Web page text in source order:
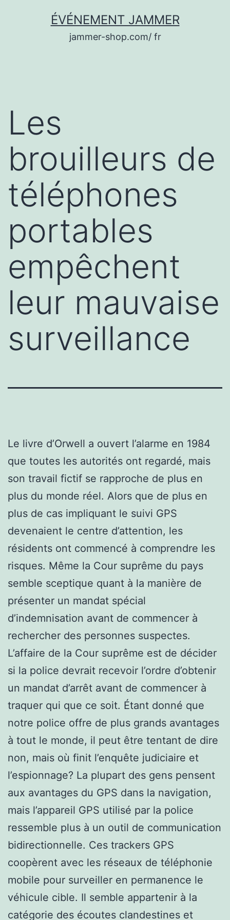
ÉVÉNEMENT JAMMER
jammer-shop.com/ fr
Les
brouilleurs de
téléphones
portables
empêchent
leur mauvaise
surveillance
Le livre d’Orwell a ouvert l’alarme en 1984
que toutes les autorités ont regardé, mais
son travail fictif se rapproche de plus en
plus du monde réel. Alors que de plus en
plus de cas impliquant le suivi GPS
devenaient le centre d’attention, les
résidents ont commencé à comprendre les
risques. Même la Cour suprême du pays
semble sceptique quant à la manière de
présenter un mandat spécial
d’indemnisation avant de commencer à
rechercher des personnes suspectes.
L’affaire de la Cour suprême est de décider
si la police devrait recevoir l’ordre d’obtenir
un mandat d’arrêt avant de commencer à
traquer qui que ce soit. Étant donné que
notre police offre de plus grands avantages
à tout le monde, il peut être tentant de dire
non, mais où finit l’enquête judiciaire et
l’espionnage? La plupart des gens pensent
aux avantages du GPS dans la navigation,
mais l’appareil GPS utilisé par la police
ressemble plus à un outil de communication
bidirectionnelle. Ces trackers GPS
coopèrent avec les réseaux de téléphonie
mobile pour surveiller en permanence le
véhicule cible. Il semble appartenir à la
catégorie des écoutes clandestines et